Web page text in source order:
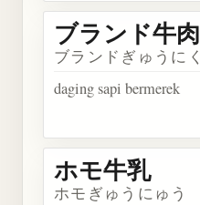
ブランド牛肉
ブランドぎゅうにく
daging sapi bermerek
ホモ牛乳
ホモぎゅうにゅう